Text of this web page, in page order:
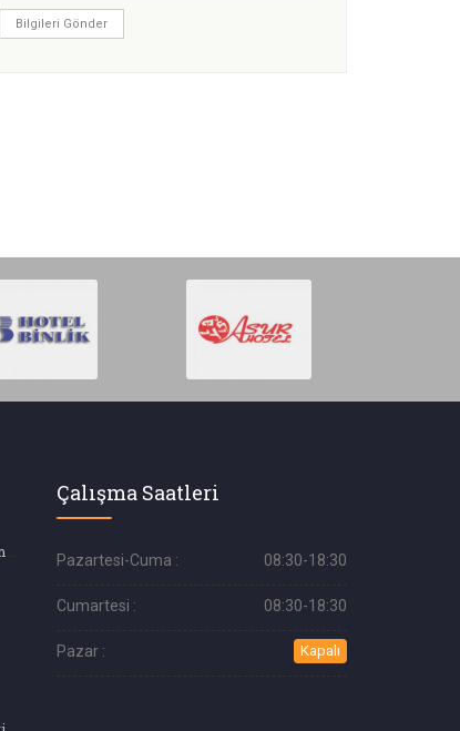
Bilgileri Gönder
Çalışma Saatleri
Pazartesi-Cuma : 08:30-18:30
Cumartesi : 08:30-18:30
Pazar : Kapalı